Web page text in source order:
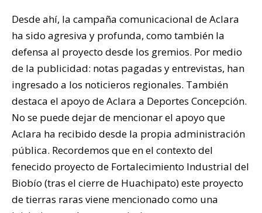
Desde ahí, la campaña comunicacional de Aclara
ha sido agresiva y profunda, como también la
defensa al proyecto desde los gremios. Por medio
de la publicidad: notas pagadas y entrevistas, han
ingresado a los noticieros regionales. También
destaca el apoyo de Aclara a Deportes Concepción.
No se puede dejar de mencionar el apoyo que
Aclara ha recibido desde la propia administración
pública. Recordemos que en el contexto del
fenecido proyecto de Fortalecimiento Industrial del
Biobío (tras el cierre de Huachipato) este proyecto
de tierras raras viene mencionado como una